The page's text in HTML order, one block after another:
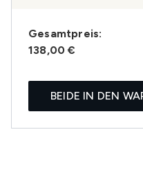
Gesamtpreis:
138,00 €
BEIDE IN DEN